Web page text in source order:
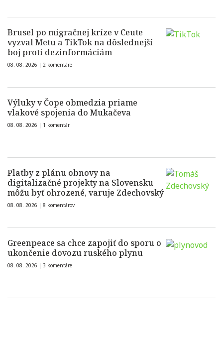
Brusel po migračnej kríze v Ceute
vyzval Metu a TikTok na dôslednejší
boj proti dezinformáciám
08. 08. 2026 | 2 komentáre
Výluky v Čope obmedzia priame
vlakové spojenia do Mukačeva
08. 08. 2026 | 1 komentár
Platby z plánu obnovy na
digitalizačné projekty na Slovensku
môžu byť ohrozené, varuje Zdechovský
08. 08. 2026 | 8 komentárov
Greenpeace sa chce zapojiť do sporu o
ukončenie dovozu ruského plynu
08. 08. 2026 | 3 komentáre